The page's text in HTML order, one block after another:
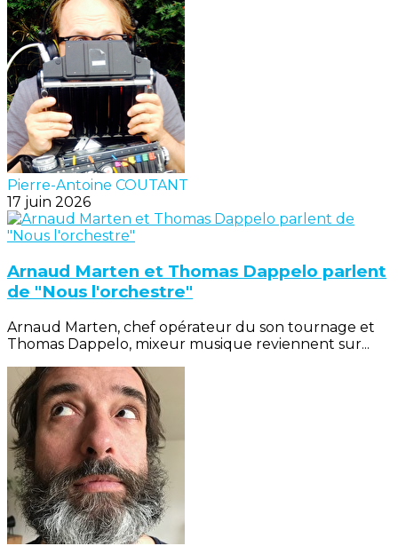
Pierre-Antoine COUTANT
17 juin 2026
Arnaud Marten et Thomas Dappelo parlent
de "Nous l'orchestre"
Arnaud Marten, chef opérateur du son tournage et
Thomas Dappelo, mixeur musique reviennent sur...